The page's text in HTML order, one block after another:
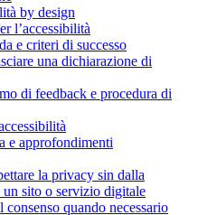
by design
l’accessibilità
e criteri di successo
una dichiarazione di
di feedback e procedura di
e approfondimenti
la privacy sin dalla
sito o servizio digitale
quando necessario